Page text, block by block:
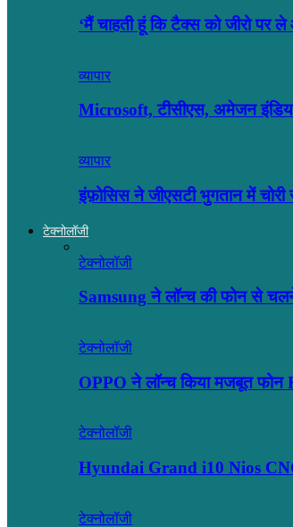
‘मैं चाहती हूं कि टैक्स को जीरो पर
व्यापार
Microsoft, टीसीएस, अमेजन
व्यापार
इंफ़ोसिस ने जीएसटी भुगतान में
टेक्नोलॉजी
टेक्नोलॉजी
Samsung ने लॉन्च की फोन से
टेक्नोलॉजी
OPPO ने लॉन्‍च किया मजबूत
टेक्नोलॉजी
Hyundai Grand i10 Nios
टेक्नोलॉजी